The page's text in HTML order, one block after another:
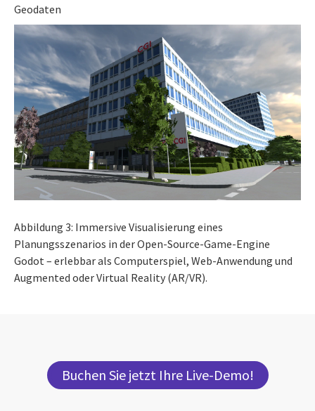
Geodaten
Abbildung 3: Immersive Visualisierung eines
Planungsszenarios in der Open-Source-Game-Engine
Godot – erlebbar als Computerspiel, Web-Anwendung und
Augmented oder Virtual Reality (AR/VR).
Buchen Sie jetzt Ihre Live-Demo!